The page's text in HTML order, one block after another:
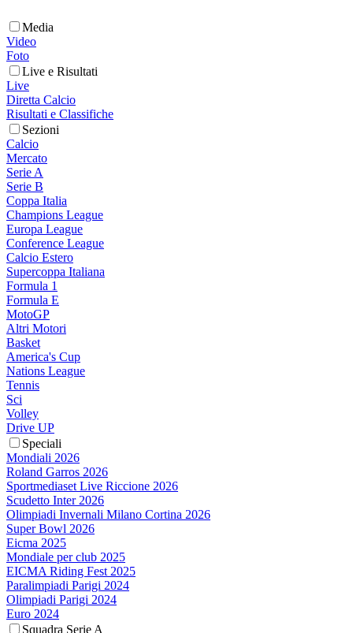
Media
Video
Foto
Live e Risultati
Live
Diretta Calcio
Risultati e Classifiche
Sezioni
Calcio
Mercato
Serie A
Serie B
Coppa Italia
Champions League
Europa League
Conference League
Calcio Estero
Supercoppa Italiana
Formula 1
Formula E
MotoGP
Altri Motori
Basket
America's Cup
Nations League
Tennis
Sci
Volley
Drive UP
Speciali
Mondiali 2026
Roland Garros 2026
Sportmediaset Live Riccione 2026
Scudetto Inter 2026
Olimpiadi Invernali Milano Cortina 2026
Super Bowl 2026
Eicma 2025
Mondiale per club 2025
EICMA Riding Fest 2025
Paralimpiadi Parigi 2024
Olimpiadi Parigi 2024
Euro 2024
Squadra Serie A